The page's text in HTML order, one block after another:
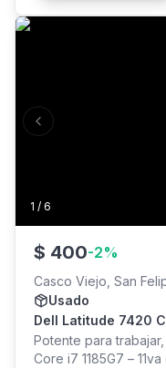
facial. Incluye
1 / 6
Previous slide
$ 400-2%
Casco Viejo, San
Usado
Dell Latitude 7420
Ssd
Potente para
Core i7 1185G7 –